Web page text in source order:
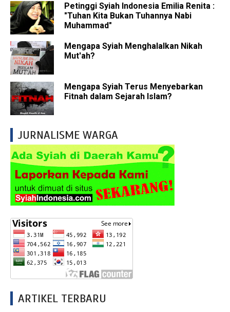
Petinggi Syiah Indonesia Emilia Renita :
"Tuhan Kita Bukan Tuhannya Nabi
Muhammad"
Mengapa Syiah Menghalalkan Nikah
Mut'ah?
Mengapa Syiah Terus Menyebarkan
Fitnah dalam Sejarah Islam?
JURNALISME WARGA
ARTIKEL TERBARU